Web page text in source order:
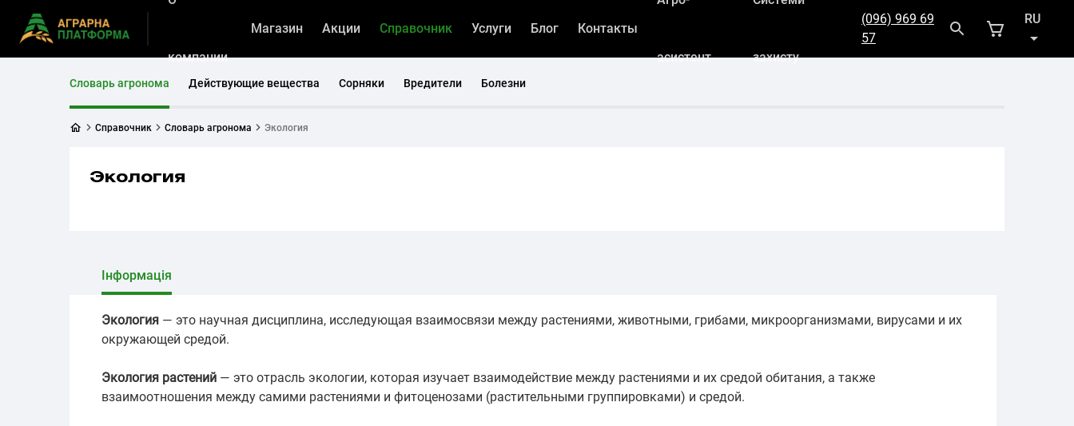
компании
Магазин Акции Справочник Услуги Блог Контакты
асистент захисту
(096) 969 69
57
RU
UK
Словарь агронома Действующие вещества Сорняки Вредители Болезни
Справочник Словарь агронома Экология
Экология
Інформація
Экология — это научная дисциплина, исследующая взаимосвязи между растениями, животными, грибами, микроорганизмами, вирусами и их
окружающей средой.
Экология растений — это отрасль экологии, которая изучает взаимодействие между растениями и их средой обитания, а также
взаимоотношения между самими растениями и фитоценозами (растительными группировками) и средой.